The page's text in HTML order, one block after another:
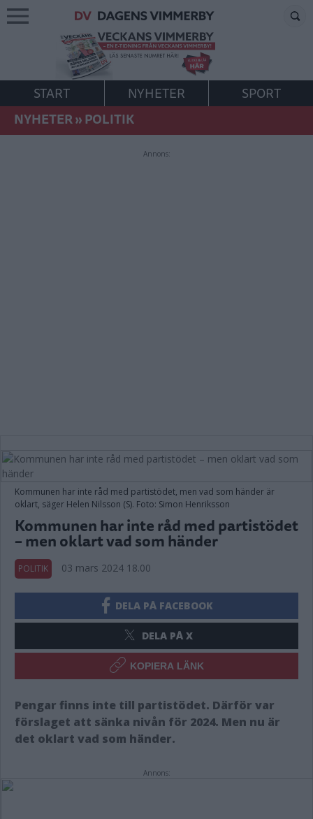
START NYHETER
SPORT
NYHETER»POLITIK
Annons:
Kommunen har inte råd med partistödet, men vad som händer är
oklart, säger Helen Nilsson (S). Foto: Simon Henriksson
Kommunen har inte råd med partistödet
– men oklart vad som händer
POLITIK 03 mars 2024 18.00
DELA PÅ FACEBOOK
DELA PÅ X
KOPIERA LÄNK
Pengar finns inte till partistödet. Därför var
förslaget att sänka nivån för 2024. Men nu är
det oklart vad som händer.
Annons: